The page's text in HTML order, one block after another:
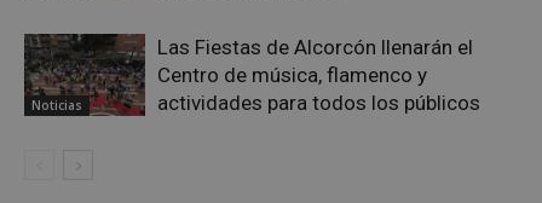
Noticias
Las Fiestas de Alcorcón llenarán el
Centro de música, flamenco y
actividades para todos los públicos
Cookies no clasificadas
Las cookies estrictamente necesarias permiten la
funcionalidad principal del sitio web, como el